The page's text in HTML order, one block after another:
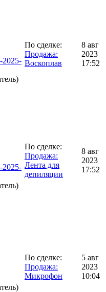
2025-
По сделке:
Продажа:
Воскоплав
8 авг
2023
17:52
2025-
По сделке:
Продажа:
Лента для
депиляции
8 авг
2023
17:52
По сделке:
Продажа:
Микрофон
5 авг
2023
10:04